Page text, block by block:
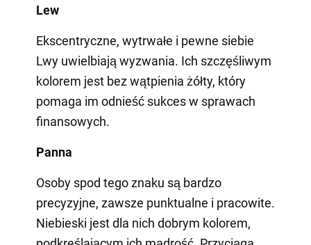
Lew
Ekscentryczne, wytrwałe i pewne siebie
Lwy uwielbiają wyzwania. Ich szczęśliwym
kolorem jest bez wątpienia żółty, który
pomaga im odnieść sukces w sprawach
finansowych.
Panna
Osoby spod tego znaku są bardzo
precyzyjne, zawsze punktualne i pracowite.
Niebieski jest dla nich dobrym kolorem,